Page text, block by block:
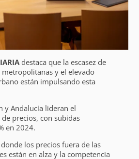
destaca que la escasez de
y el elevado
están impulsando esta
y Andalucía lideran el
precios, con subidas
en 2024.
los precios fuera de las
están en alza y la competencia